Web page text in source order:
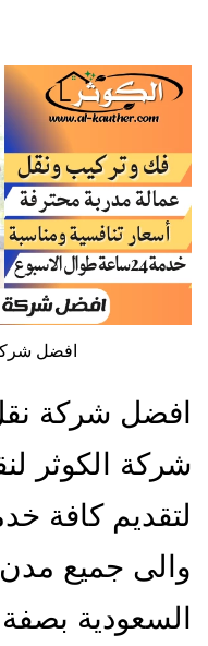
افضل
افضل شركة
شركة الكوثر
لتقديم كافة
والى جميع مدن
السعودية